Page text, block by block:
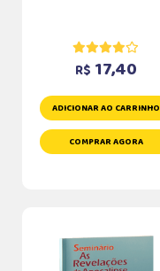
R$ 17,40
ADICIONAR AO CARRINHO
COMPRAR AGORA